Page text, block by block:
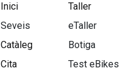
Inici
Seveis
Catàleg
Cita
Taller
eTaller
Botiga
Test eBikes